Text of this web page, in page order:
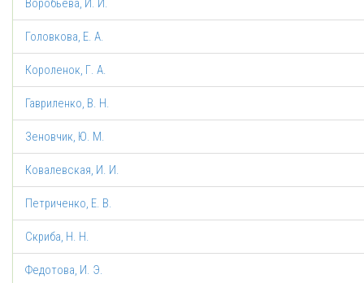
Воробьева, И. И.
Головкова, Е. А.
Короленок, Г. А.
Гавриленко, В. Н.
Зеновчик, Ю. М.
Ковалевская, И. И.
Петриченко, Е. В.
Скриба, Н. Н.
Федотова, И. Э.